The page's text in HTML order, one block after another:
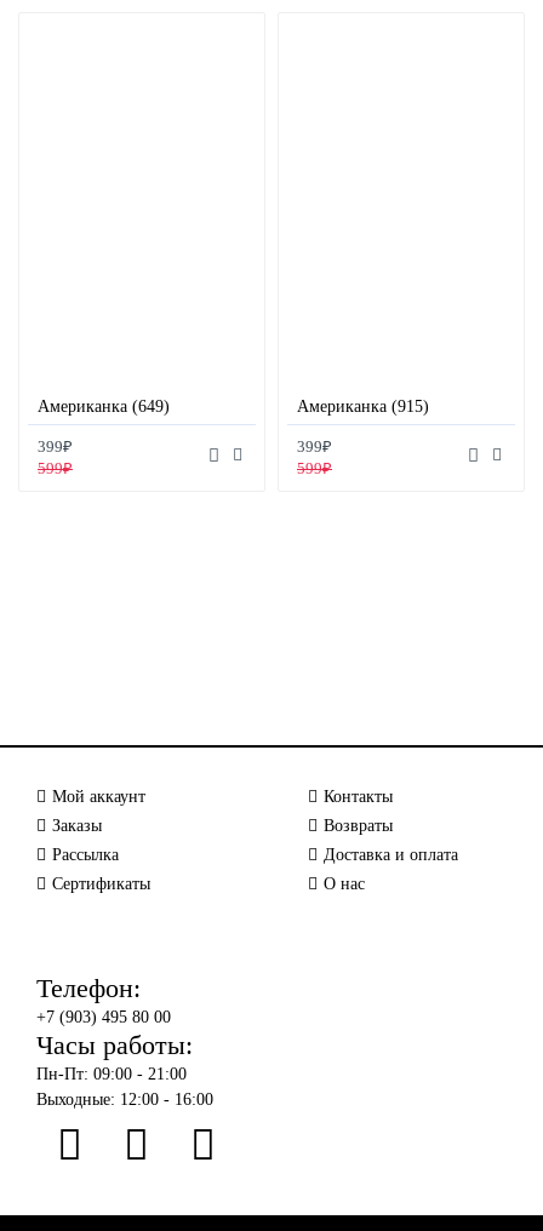
Американка (649)
399₽
599₽
Американка (915)
399₽
599₽
Мой аккаунт
Заказы
Рассылка
Сертификаты
Контакты
Возвраты
Доставка и оплата
О нас
Телефон:
+7 (903) 495 80 00
Часы работы:
Пн-Пт: 09:00 - 21:00
Выходные: 12:00 - 16:00